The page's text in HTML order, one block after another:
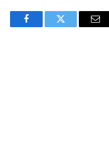
FacebookTwitter